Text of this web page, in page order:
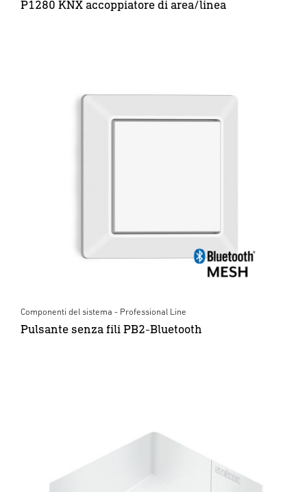
P1280 KNX accoppiatore di area/linea
Componenti del sistema - Professional Line
Pulsante senza fili PB2-Bluetooth